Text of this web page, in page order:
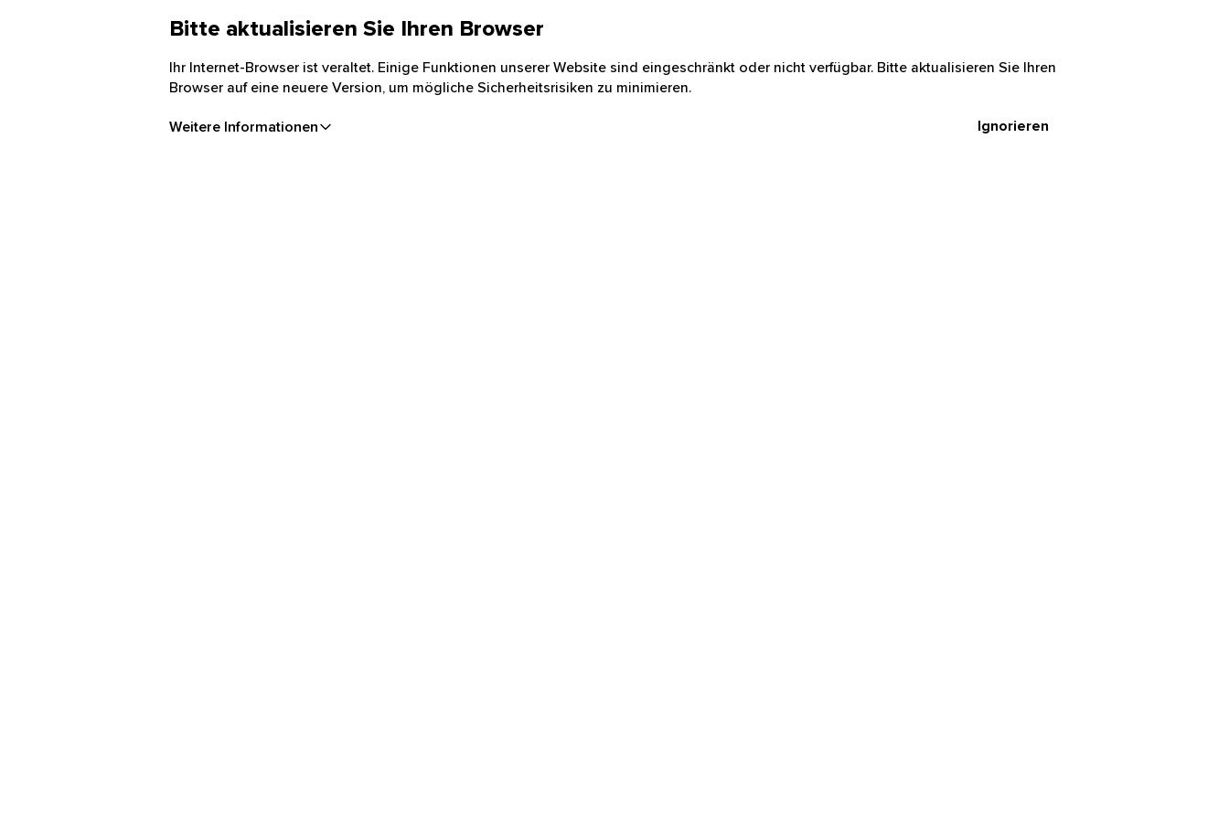
Bitte aktualisieren Sie Ihren Browser
Ihr Internet-Browser ist veraltet. Einige Funktionen unserer Website sind eingeschränkt oder nicht verfügbar. Bitte aktualisieren Sie Ihren
Browser auf eine neuere Version, um mögliche Sicherheitsrisiken zu minimieren.
Weitere Informationen Ignorieren